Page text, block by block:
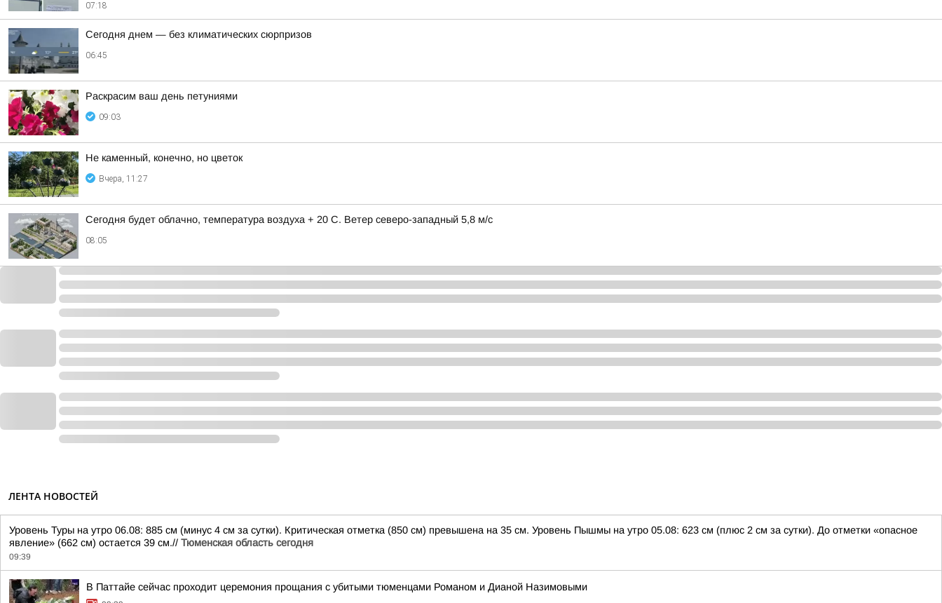
07:18
Сегодня днем — без климатических сюрпризов
06:45
Раскрасим ваш день петуниями
09:03
Не каменный, конечно, но цветок
Вчера, 11:27
Сегодня будет облачно, температура воздуха + 20 С. Ветер северо-западный 5,8 м/с
08:05
ЛЕНТА НОВОСТЕЙ
Уровень Туры на утро 06.08: 885 см (минус 4 см за сутки). Критическая отметка (850 см) превышена на 35 см. Уровень Пышмы на утро 05.08: 623 см (плюс 2 см за сутки). До отметки «опасное
явление» (662 см) остается 39 см.// Тюменская область сегодня
09:39
В Паттайе сейчас проходит церемония прощания с убитыми тюменцами Романом и Дианой Назимовыми